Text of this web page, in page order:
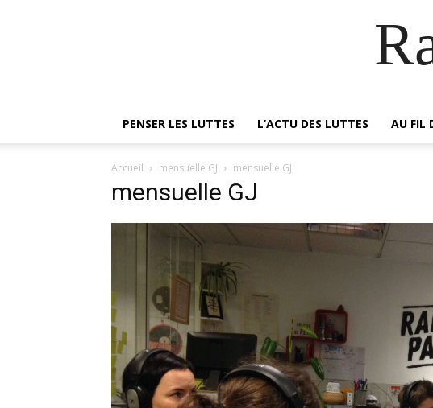
PENSER LES LUTTES L’ACTU DES LUTTES AU FIL
Accueil mensuelle GJ mensuelle GJ
mensuelle GJ